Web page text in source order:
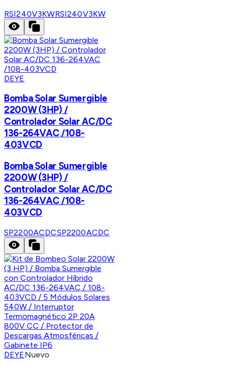
RSI240V3KWRSI240V3KW
DEYE
Bomba Solar Sumergible
2200W (3HP) /
Controlador Solar AC/DC
136-264VAC /108-
403VCD
Bomba Solar Sumergible
2200W (3HP) /
Controlador Solar AC/DC
136-264VAC /108-
403VCD
SP2200ACDCSP2200ACDC
DEYENuevo